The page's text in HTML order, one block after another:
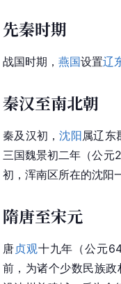
先秦时期
战国时期， 燕国设置辽
秦汉至南北朝
秦及汉初，沈阳属辽东
三国魏景初二年（公元
初，浑南区所在的沈阳
隋唐至宋元
唐贞观十九年（公元
前，为诸个少数民族政